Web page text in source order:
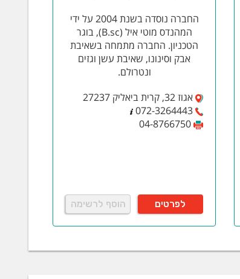
החברה נוסדה בשנת 2004 על ידי
המהנדס מוטי איל (B.sc), בוגר
הטכניון. החברה מתמחה בשאיבת
אבק וסינונו, שאיבת עשן וגזים
ונטרולם.
אגוז 32, קרית ביאליק 27237
072-3264443
04-8766750
לפרטים הוסף לרשימה